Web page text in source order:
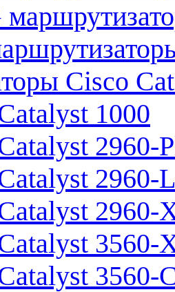
Cisco
1000
2960-
2960-L
2960-
3560-
3560-